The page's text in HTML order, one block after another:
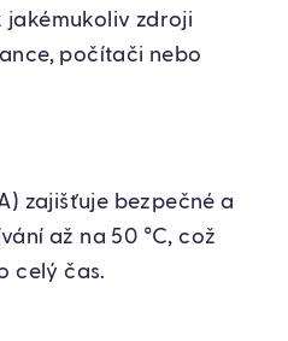
jakémukoliv zdroji
počítači nebo
zajišťuje bezpečné a
až na 50 °C, což
celý čas.